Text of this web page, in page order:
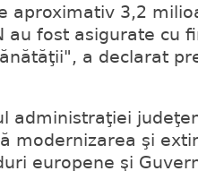
aproximativ 3,2
au fost asigurate cu
a declarat
modernizarea şi
europene şi